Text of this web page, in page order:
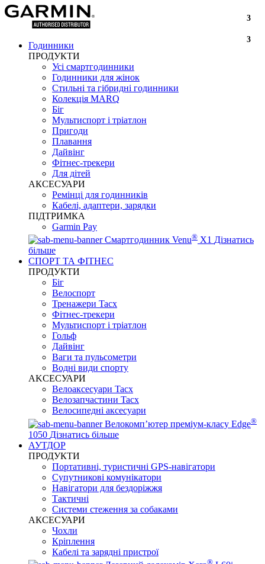
Годинники
ПРОДУКТИ
Усі смартгодинники
Годинники для жінок
Стильні та гібридні годинники
Колекція MARQ
Біг
Мультиспорт і тріатлон
Пригоди
Плавання
Дайвінг
Фітнес-трекери
Для дітей
АКСЕСУАРИ
Ремінці для годинників
Кабелі, адаптери, зарядки
ПІДТРИМКА
Garmin Pay
Смартгодинник Venu® X1 Дізнатись
більше
СПОРТ ТА ФІТНЕС
ПРОДУКТИ
Біг
Велоспорт
Тренажери Tacx
Фітнес-трекери
Мультиспорт і тріатлон
Гольф
Дайвінг
Ваги та пульсометри
Водні види спорту
AKCЕСУАРИ
Велоаксесуари Tacx
Велозапчастини Tacx
Велосипедні аксесуари
Велокомп’ютер преміум-класу Edge®
1050 Дізнатись більше
АУТДОР
ПРОДУКТИ
Портативні, туристичні GPS-навігатори
Супутникові комунікатори
Навігатори для бездоріжжя
Тактичні
Системи стеження за собаками
АКСЕСУАРИ
Чохли
Кріплення
Кабелі та зарядні пристрої
®
3
3